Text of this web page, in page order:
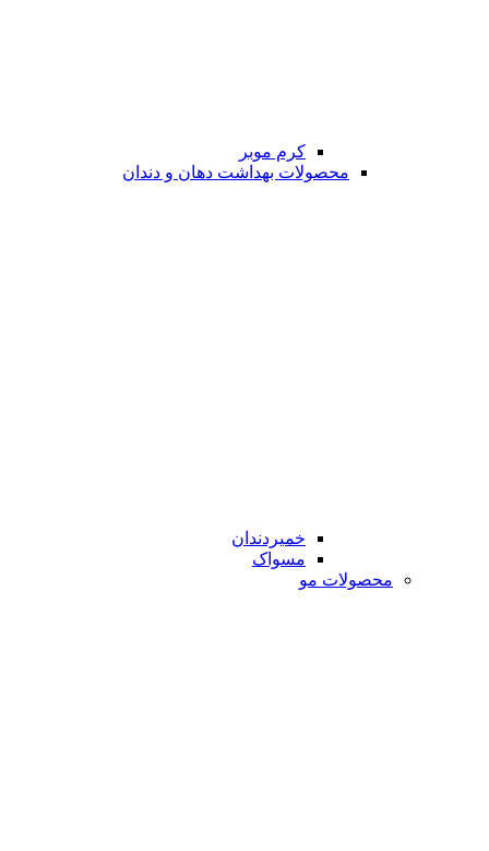
کرم موبر
محصولات بهداشت دهان و دندان
خمیردندان
مسواک
محصولات مو